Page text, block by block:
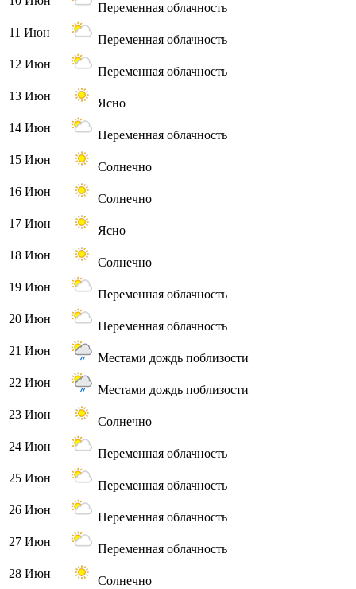
Переменная облачность
11 Июн
Переменная облачность
12 Июн
Переменная облачность
13 Июн
Ясно
14 Июн
Переменная облачность
15 Июн
Солнечно
16 Июн
Солнечно
17 Июн
Ясно
18 Июн
Солнечно
19 Июн
Переменная облачность
20 Июн
Переменная облачность
21 Июн
Местами дождь поблизости
22 Июн
Местами дождь поблизости
23 Июн
Солнечно
24 Июн
Переменная облачность
25 Июн
Переменная облачность
26 Июн
Переменная облачность
27 Июн
Переменная облачность
28 Июн
Солнечно